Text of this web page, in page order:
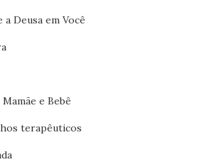
Deusa em Você
e Bebê
terapêuticos